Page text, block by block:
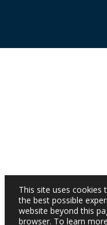
This site uses cookies
the best possible
website beyond this
browser. To learn